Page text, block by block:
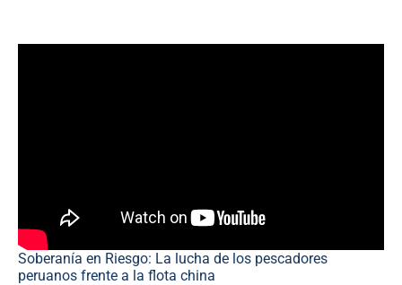
Soberanía en Riesgo: La lucha de los pescadores
peruanos frente a la flota china